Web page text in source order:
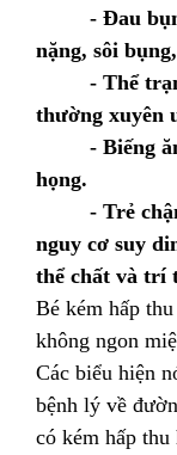
- Đau
nặng, sôi
- Thể
thường xuyên
- Biếng
họng.
- Trẻ
nguy cơ suy
thể chất và trí
Bé kém hấp
không ngon
Các biểu hiện
bệnh lý về
có kém hấp thu